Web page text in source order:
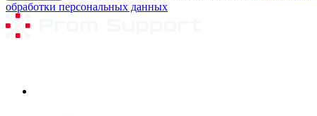
обработки персональных данных